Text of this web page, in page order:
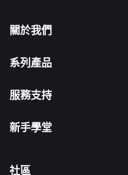
關於我們
系列產品
服務支持
新手學堂
社區